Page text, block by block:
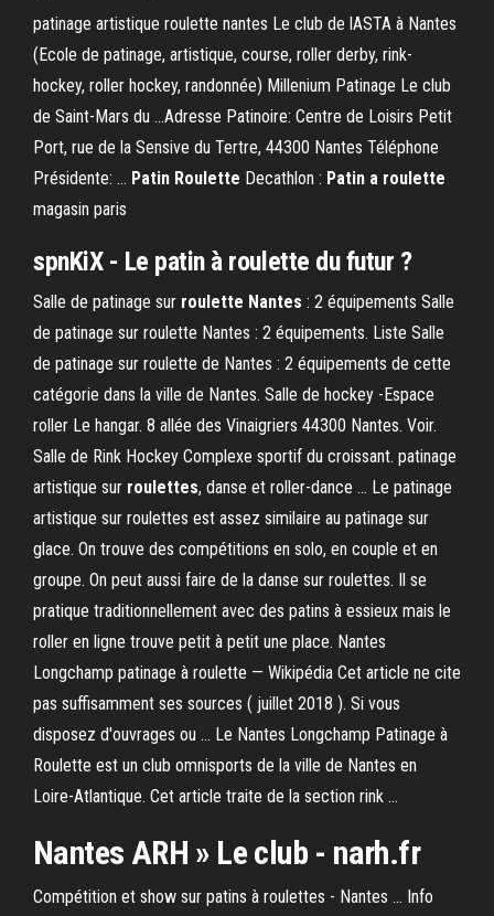
patinage artistique roulette nantes Le club de lASTA à Nantes
(Ecole de patinage, artistique, course, roller derby, rink-
hockey, roller hockey, randonnée) Millenium Patinage Le club
de Saint-Mars du ...Adresse Patinoire: Centre de Loisirs Petit
Port, rue de la Sensive du Tertre, 44300 Nantes Téléphone
Présidente: ... Patin Roulette Decathlon : Patin a roulette
magasin paris
spnKiX - Le patin à roulette du futur ?
Salle de patinage sur roulette Nantes : 2 équipements Salle
de patinage sur roulette Nantes : 2 équipements. Liste Salle
de patinage sur roulette de Nantes : 2 équipements de cette
catégorie dans la ville de Nantes. Salle de hockey -Espace
roller Le hangar. 8 allée des Vinaigriers 44300 Nantes. Voir.
Salle de Rink Hockey Complexe sportif du croissant. patinage
artistique sur roulettes, danse et roller-dance ... Le patinage
artistique sur roulettes est assez similaire au patinage sur
glace. On trouve des compétitions en solo, en couple et en
groupe. On peut aussi faire de la danse sur roulettes. Il se
pratique traditionnellement avec des patins à essieux mais le
roller en ligne trouve petit à petit une place. Nantes
Longchamp patinage à roulette — Wikipédia Cet article ne cite
pas suffisamment ses sources ( juillet 2018 ). Si vous
disposez d'ouvrages ou ... Le Nantes Longchamp Patinage à
Roulette est un club omnisports de la ville de Nantes en
Loire-Atlantique. Cet article traite de la section rink ...
Nantes ARH » Le club - narh.fr
Compétition et show sur patins à roulettes - Nantes ... Info